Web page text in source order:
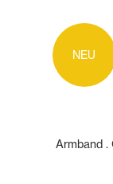
NEU
Armband .